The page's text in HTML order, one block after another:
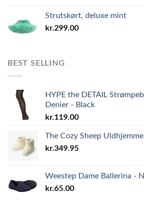
Strutskørt, deluxe mint
kr.299.00
BEST SELLING
HYPE the DETAIL
Denier - Black
kr.119.00
The Cozy Sheep
kr.349.95
Weestep Dame Ballerina -
kr.65.00